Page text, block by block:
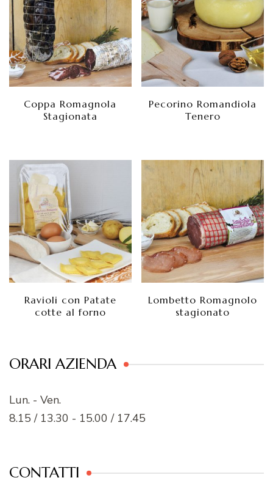
Coppa Romagnola
Stagionata
Pecorino Romandiola
Tenero
Ravioli con Patate
cotte al forno
Lombetto Romagnolo
stagionato
ORARI AZIENDA
Lun. - Ven.
8.15 / 13.30 - 15.00 / 17.45
CONTATTI